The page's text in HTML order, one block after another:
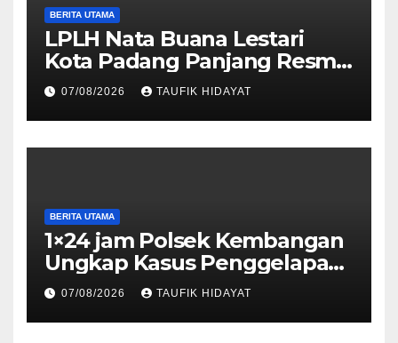
BERITA UTAMA
LPLH Nata Buana Lestari
Kota Padang Panjang Resmi
Dilantik, Diharapkan Perkuat
Sinergi Pelestarian
Lingkungan
07/08/2026 TAUFIK HIDAYAT
BERITA UTAMA
1×24 jam Polsek Kembangan
Ungkap Kasus Penggelapan
Motor Bermodus Kenalan di
Aplikasi Kencan, Pelaku
Dibekuk di Ciputat
07/08/2026 TAUFIK HIDAYAT